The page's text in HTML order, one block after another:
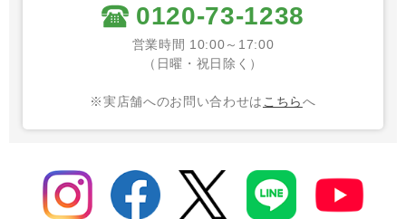
0120-73-1238
営業時間 10:00～17:00
（日曜・祝日除く）
※実店舗へのお問い合わせは こちらへ